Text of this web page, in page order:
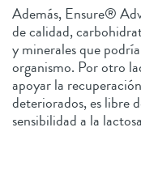
Además, Ensure®
de calidad,
y minerales que
organismo. Por otro
apoyar la
deteriorados, es libre
sensibilidad a la